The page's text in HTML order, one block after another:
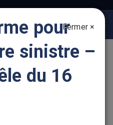
: TRAITEUR
Fermer ×
pour
sinistre –
du 16